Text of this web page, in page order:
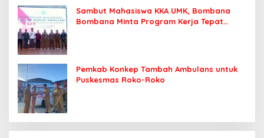
Sambut Mahasiswa KKA UMK, Bombana
Bombana Minta Program Kerja Tepat
Pemkab Konkep Tambah Ambulans untuk
Puskesmas Roko-Roko